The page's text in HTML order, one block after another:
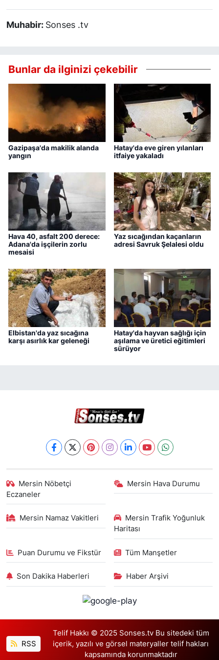
Muhabir: Sonses .tv
Bunlar da ilginizi çekebilir
Gazipaşa'da makilik alanda
yangın
Hatay'da eve giren yılanları
itfaiye yakaladı
Hava 40, asfalt 200 derece:
Adana'da işçilerin zorlu
mesaisi
Yaz sıcağından kaçanların
adresi Savruk Şelalesi oldu
Elbistan'da yaz sıcağına
karşı asırlık kar geleneği
Hatay'da hayvan sağlığı için
aşılama ve üretici eğitimleri
sürüyor
Mersin Nöbetçi
Eczaneler
Mersin Hava Durumu
Mersin Namaz Vakitleri
Mersin Trafik Yoğunluk
Haritası
Puan Durumu ve Fikstür Tüm Manşetler
Son Dakika Haberleri Haber Arşivi
RSS
Telif Hakkı © 2025 Sonses.tv Bu sitedeki tüm
içerik, yazılı ve görsel materyaller telif hakları
kapsamında korunmaktadır